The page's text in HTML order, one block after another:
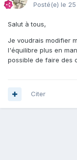
Posté(e) le
Salut à tous,
Je voudrais modifier
l'équilibre plus en
possible de faire des
Citer